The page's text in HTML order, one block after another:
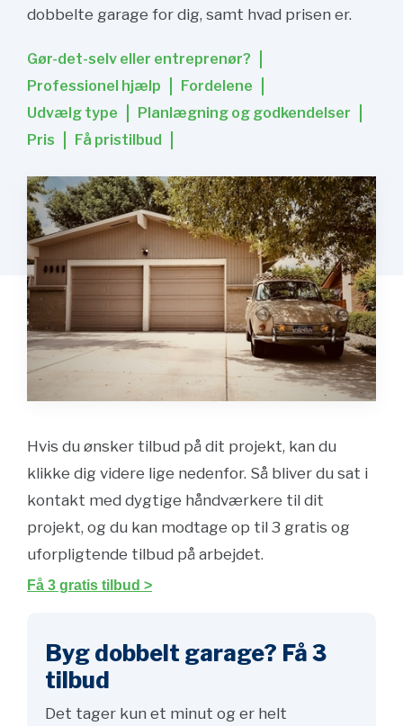
dobbelte garage for dig, samt hvad prisen er.
Gør-det-selv eller entreprenør?
Professionel hjælp
Fordelene
Udvælg type
Planlægning og godkendelser
Pris
Få pristilbud
Hvis du ønsker tilbud på dit projekt, kan du
klikke dig videre lige nedenfor. Så bliver du sat i
kontakt med dygtige håndværkere til dit
projekt, og du kan modtage op til 3 gratis og
uforpligtende tilbud på arbejdet.
Få 3 gratis tilbud >
Byg dobbelt garage? Få 3
tilbud
Det tager kun et minut og er helt